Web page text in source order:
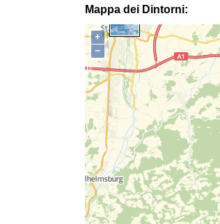
Mappa dei Dintorni:
+
−